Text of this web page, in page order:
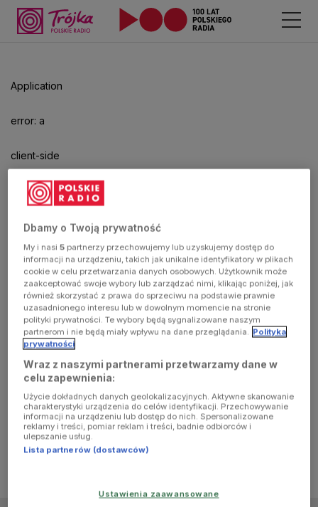
Application
error: a
client-side
exception
has
occurred
(see the
browser
console for
more
information)
Dbamy o Twoją prywatność
My i nasi5 partnerzy przechowujemy lub uzyskujemy dostęp do
informacji na urządzeniu, takich jak unikalne identyfikatory w plikach
cookie w celu przetwarzania danych osobowych. Użytkownik może
zaakceptować swoje wybory lub zarządzać nimi, klikając poniżej, jak
również skorzystać z prawa do sprzeciwu na podstawie prawnie
uzasadnionego interesu lub w dowolnym momencie na stronie
polityki prywatności. Te wybory będą sygnalizowane naszym
partnerom i nie będą miały wpływu na dane przeglądania. Polityka
prywatności
Wraz z naszymi partnerami przetwarzamy dane w
celu zapewnienia:
Użycie dokładnych danych geolokalizacyjnych. Aktywne skanowanie
charakterystyki urządzenia do celów identyfikacji. Przechowywanie
informacji na urządzeniu lub dostęp do nich. Spersonalizowane
reklamy i treści, pomiar reklam i treści, badnie odbiorców i
ulepszanie usług.
Lista partnerów (dostawców)
Ustawienia zaawansowane